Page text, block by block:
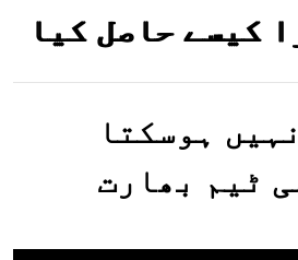
کیسے حاصل کیا
ہے؟جانیے
ہوسکتا
ٹیم بھارت